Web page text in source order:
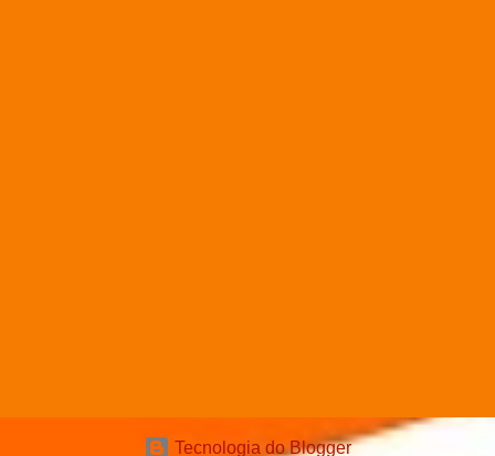
Tecnologia do Blogger